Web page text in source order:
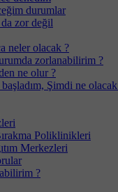
durumlar
zor değil
neler olacak ?
zorlanabilirim ?
ne olur ?
Şimdi ne
Poliklinikleri
Merkezleri
?